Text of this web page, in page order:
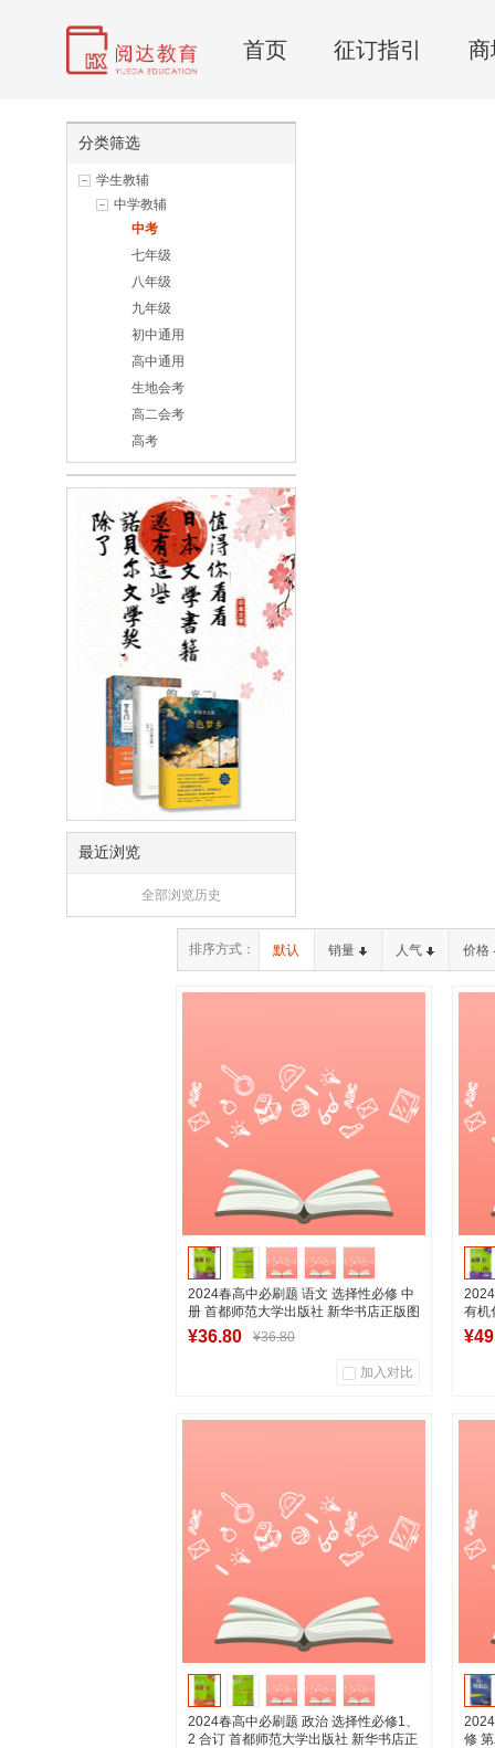
首页 征订指引 商
分类筛选
学生教辅
中学教辅
中考
七年级
八年级
九年级
初中通用
高中通用
生地会考
高二会考
高考
最近浏览
全部浏览历史
排序方式： 默认 销量 人气 价格
2024春高中必刷题 语文 选择性必修 中
册 首都师范大学出版社 新华书店正版图
书
¥36.80 ¥36.80
加入对比
加入购物车
有机
学出
2024春高中必刷题 政治 选择性必修1、
2 合订 首都师范大学出版社 新华书店正
修